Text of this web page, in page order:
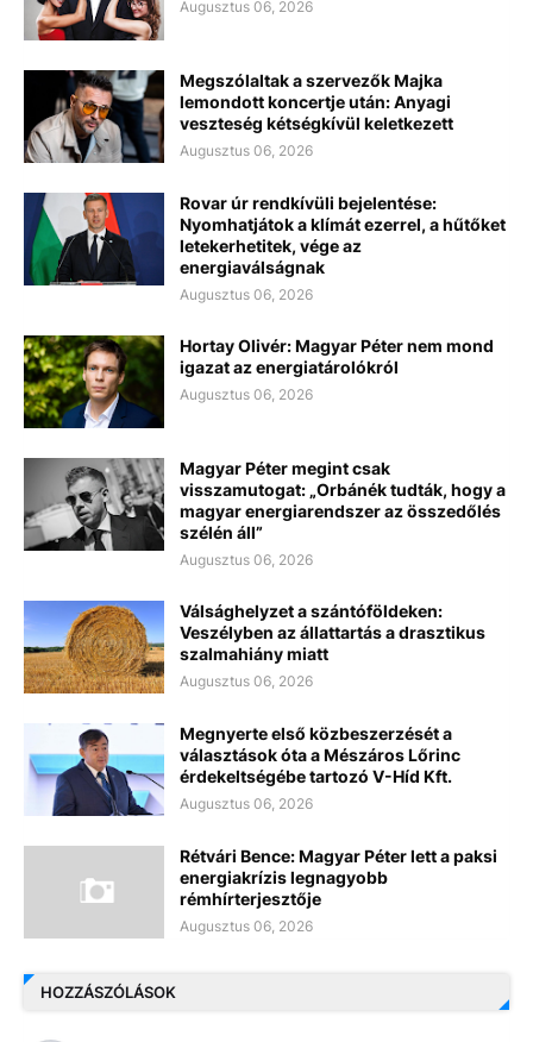
Augusztus 06, 2026
Megszólaltak a szervezők Majka
lemondott koncertje után: Anyagi
veszteség kétségkívül keletkezett
Augusztus 06, 2026
Rovar úr rendkívüli bejelentése:
Nyomhatjátok a klímát ezerrel, a hűtőket
letekerhetitek, vége az
energiaválságnak
Augusztus 06, 2026
Hortay Olivér: Magyar Péter nem mond
igazat az energiatárolókról
Augusztus 06, 2026
Magyar Péter megint csak
visszamutogat: „Orbánék tudták, hogy a
magyar energiarendszer az összedőlés
szélén áll”
Augusztus 06, 2026
Válsághelyzet a szántóföldeken:
Veszélyben az állattartás a drasztikus
szalmahiány miatt
Augusztus 06, 2026
Megnyerte első közbeszerzését a
választások óta a Mészáros Lőrinc
érdekeltségébe tartozó V-Híd Kft.
Augusztus 06, 2026
Rétvári Bence: Magyar Péter lett a paksi
energiakrízis legnagyobb
rémhírterjesztője
Augusztus 06, 2026
HOZZÁSZÓLÁSOK